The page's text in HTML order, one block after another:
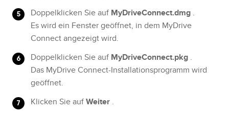
Doppelklicken Sie auf MyDriveConnect.dmg .
Es wird ein Fenster geöffnet, in dem MyDrive
Connect angezeigt wird.
Doppelklicken Sie auf MyDriveConnect.pkg .
Das MyDrive Connect-Installationsprogramm wird
geöffnet.
Klicken Sie aufWeiter .